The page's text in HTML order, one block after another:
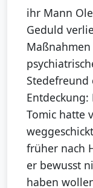
ihr Mann
Geduld
Stedefreund
Tomic hatte
früher nach
er bewusst
haben